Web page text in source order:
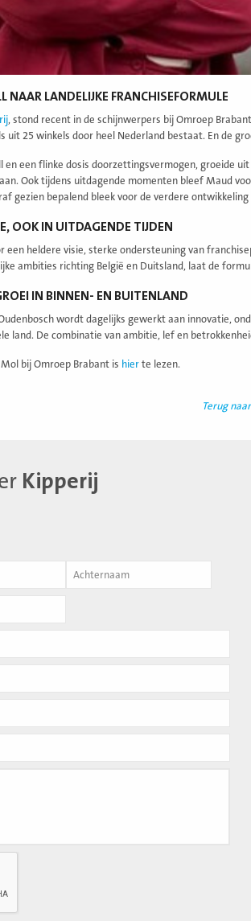
NAAR LANDELIJKE FRANCHISEFORMULE
, stond recent in de schijnwerpers bij Omroep
uit 25 winkels door heel Nederland bestaat. En de
en een flinke dosis doorzettingsvermogen, groeide
Ook tijdens uitdagende momenten bleef Maud
gezien bepalend bleek voor de verdere
OOK IN UITDAGENDE TIJDEN
een heldere visie, sterke ondersteuning van
ambities richting België en Duitsland, laat de
IN BINNEN- EN BUITENLAND
wordt dagelijks gewerkt aan innovatie,
land. De combinatie van ambitie, lef en
bij Omroep Brabant is hier te lezen.
Terug
Kipperij